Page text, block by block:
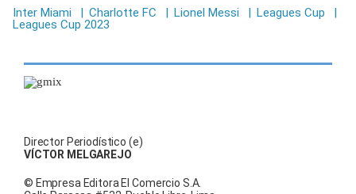
Inter Miami Charlotte FC Lionel Messi Leagues Cup
Leagues Cup 2023
Director Periodístico (e)
VÍCTOR MELGAREJO
© Empresa Editora El Comercio S.A.